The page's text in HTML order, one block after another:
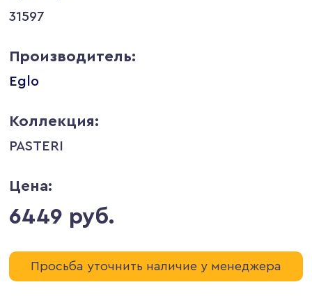
31597
Производитель:
Eglo
Коллекция:
PASTERI
Цена:
6449 руб.
Просьба уточнить наличие у менеджера